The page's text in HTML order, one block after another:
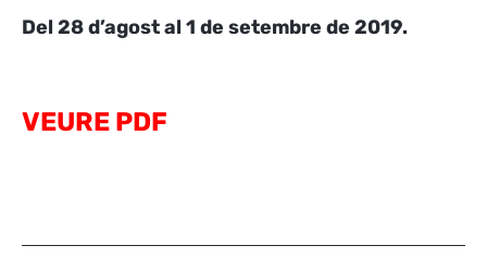
Del 28 d’agost al 1 de setembre de 2019.
VEURE PDF